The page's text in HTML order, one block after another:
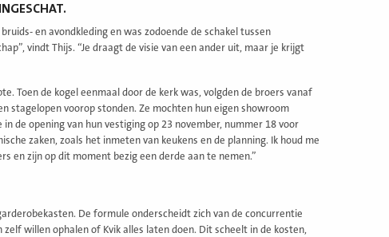
en avondkleding en was zodoende de schakel tussen
vindt Thijs. “Je draagt de visie van een ander uit, maar je krijgt
Toen de kogel eenmaal door de kerk was, volgden de broers vanaf
stagelopen voorop stonden. Ze mochten hun eigen showroom
de opening van hun vestiging op 23 november, nummer 18 voor
zaken, zoals het inmeten van keukens en de planning. Ik houd me
en zijn op dit moment bezig een derde aan te nemen.”
De formule onderscheidt zich van de concurrentie
willen ophalen of Kvik alles laten doen. Dit scheelt in de kosten,